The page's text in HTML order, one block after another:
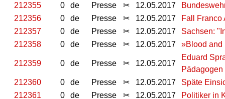
212355
0 de Presse ✂ 12.05.2017
212356
0 de Presse ✂ 12.05.2017
Fall Franco
212357
0 de Presse ✂ 12.05.2017
Sachsen:
212358
0 de Presse ✂ 12.05.2017 »Blood and
212359 0 de Presse ✂ 12.05.2017
Eduard
Pädagogen
212360
0 de Presse ✂ 12.05.2017
Späte
212361
0 de Presse ✂ 12.05.2017 Politiker in